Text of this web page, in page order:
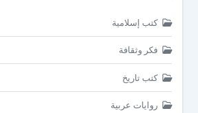
كتب إسلامية
فكر وثقافة
كتب تاريخ
روايات عربية